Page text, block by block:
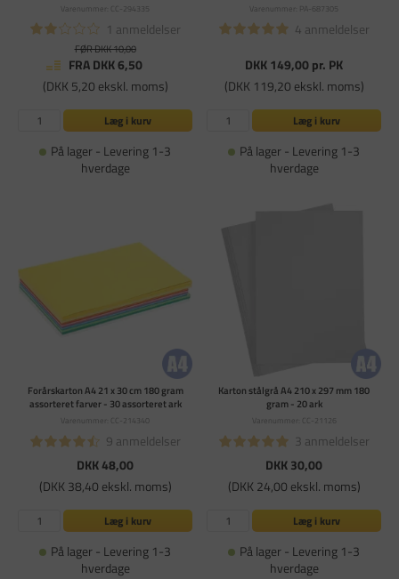
Varenummer: CC-294335
1 anmeldelser
FØR DKK 10,00
FRA DKK 6,50
(DKK 5,20 ekskl. moms)
Læg i kurv
På lager - Levering 1-3
hverdage
Varenummer: PA-687305
4 anmeldelser
DKK 149,00pr. PK
(DKK 119,20 ekskl. moms)
Læg i kurv
På lager - Levering 1-3
hverdage
Forårskarton A4 21 x 30 cm 180 gram
assorteret farver - 30 assorteret ark
Varenummer: CC-214340
9 anmeldelser
DKK 48,00
(DKK 38,40 ekskl. moms)
Læg i kurv
På lager - Levering 1-3
hverdage
Karton stålgrå A4 210 x 297 mm 180
gram - 20 ark
Varenummer: CC-21126
3 anmeldelser
DKK 30,00
(DKK 24,00 ekskl. moms)
Læg i kurv
På lager - Levering 1-3
hverdage